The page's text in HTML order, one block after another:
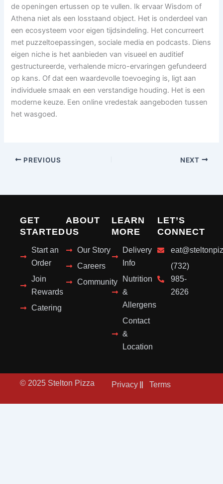
de openingen ertussen op te vullen. Ik ervaar Wisdom of
Athena niet als een losstaand object. Het is onderdeel van
een ecosysteem voor eigen tijdsindeling. Het concurreert
met puzzeltoepassingen, sociale media en podcasts. Diens
eigen niche is het aanbieden van visueel en auditief
gestructureerde, verhalende micro-ervaringen gefundeerd
op kans. Of dat een waardevolle toevoeging is, ligt aan
individuele smaak en een verstandige houding. Het is een
moderne keuze. Een online vredestak aangeboden tussen
het wasgoed.
PREVIOUS NEXT
GET
STARTED
Start an
Order
Join
Rewards
Catering
ABOUT
US
Our Story
Careers
Community
LEARN
MORE
Delivery
Info
Nutrition
&
Allergens
Contact
&
Location
LET’S
CONNECT
(732)
985-
2626
© 2025 Stelton Pizza Privacy Terms